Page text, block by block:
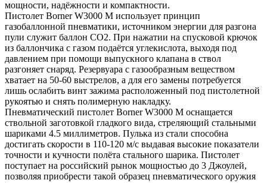
мощности, надёжности и компактности.
Пистолет Borner W3000 M использует принцип
газобаллонной пневматики, источником энергии для разгона
пули служит баллон CO2. При нажатии на спусковой крючок
из баллончика с газом подаётся углекислота, выходя под
давлением при помощи выпускного клапана в ствол
разгоняет снаряд. Резервуара с газообразным веществом
хватает на 50-60 выстрелов, а для его замены потребуется
лишь ослабить винт зажима расположенный под пистолетной
рукоятью и снять полимерную накладку.
Пневматический пистолет Borner W3000 M оснащается
ствольной заготовкой гладкого вида, стреляющий стальными
шариками 4.5 миллиметров. Пулька из стали способна
достигать скорости в 110-120 м/с выдавая высокие показатели
точности и кучности полёта стального шарика. Пистолет
поступает на российский рынок мощностью до 3 Джоулей,
позволяя приобрести такой образец пневматического оружия